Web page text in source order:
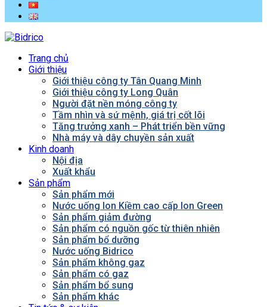
Trang chủ
Giới thiệu
Giới thiệu công ty Tân Quang Minh
Giới thiệu công ty Long Quân
Người đặt nền móng công ty
Tầm nhìn và sứ mệnh, giá trị cốt lõi
Tăng trưởng xanh – Phát triển bền vững
Nhà máy và dây chuyền sản xuất
Kinh doanh
Nội địa
Xuất khẩu
Sản phẩm
Sản phẩm mới
Nước uống Ion Kiềm cao cấp Ion Green
Sản phẩm giảm đường
Sản phẩm có nguồn gốc từ thiên nhiên
Sản phẩm bổ dưỡng
Nước uống Bidrico
Sản phẩm không gaz
Sản phẩm có gaz
Sản phẩm bổ sung
Sản phẩm khác